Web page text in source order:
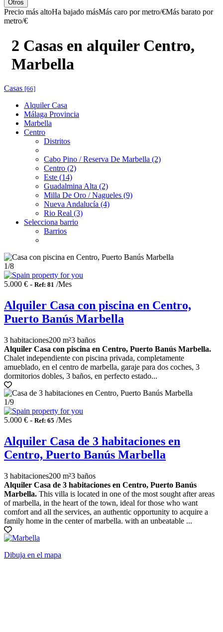
Otros
Precio más altoHa bajado másMás caro por metro/€Más barato por
metro/€
2 Casas en alquiler Centro,
Marbella
Casas [66]
Alquiler Casa
Málaga Provincia
Marbella
Centro
Distritos
Cabo Pino / Reserva De Marbella (2)
Centro (2)
Este (14)
Guadalmina Alta (2)
Milla De Oro / Nagueles (9)
Nueva Andalucía (4)
Rio Real (3)
Selecciona barrio
Barrios
1/8
5.000 € - Ref: 81 /Mes
Alquiler Casa con piscina en Centro,
Puerto Banús Marbella
3 habitaciones200 m²3 baños
Alquiler Casa con piscina en Centro, Puerto Banús Marbella.
Chalet independiente con piscina privada, completamente
amueblado, en el centro de marbella, garaje para dos coches, 3
dormitorios dobles, 3 baños, en perfecto estado...
1/9
5.000 € - Ref: 65 /Mes
Alquiler Casa de 3 habitaciones en
Centro, Puerto Banús Marbella
3 habitaciones200 m²3 baños
Alquiler Casa de 3 habitaciones en Centro, Puerto Banús
Marbella. This villa is located in one of the most sought after areas
of marbella, in the heart of the town, ideal for those who want
comfort and all the services, an authentic opportunity to acquire a
family home in the center of marbella. with an unbeatable ...
Dibuja en el mapa